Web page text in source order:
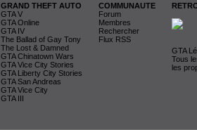
GRAND THEFT AUTO
GTA V
GTA Online
GTA IV
The Ballad of Gay Tony
The Lost & Damned
GTA Chinatown Wars
GTA Vice City Stories
GTA Liberty City Stories
GTA San Andreas
GTA Vice City
GTA III
COMMUNAUTE
Forum
Membres
Rechercher
Flux RSS
GTA
Tous
les